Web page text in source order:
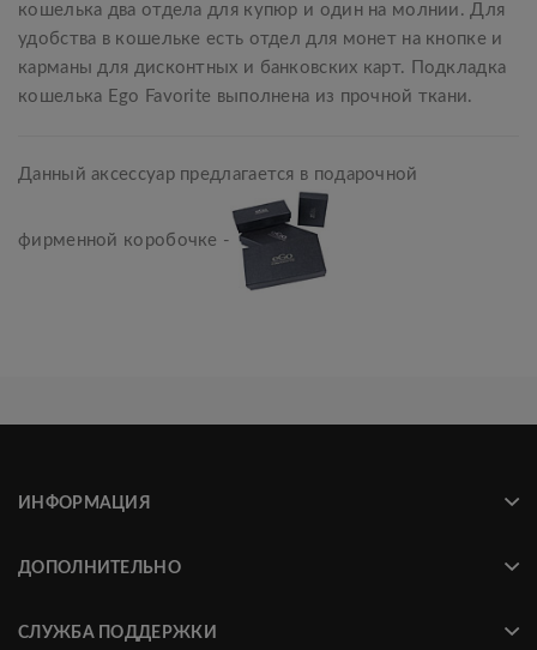
кошелька два отдела для купюр и один на молнии. Для
удобства в кошельке есть отдел для монет на кнопке и
карманы для дисконтных и банковских карт. Подкладка
кошелька Ego Favorite выполнена из прочной ткани.
Данный аксессуар предлагается в подарочной
фирменной коробочке -
ИНФОРМАЦИЯ
ДОПОЛНИТЕЛЬНО
СЛУЖБА ПОДДЕРЖКИ